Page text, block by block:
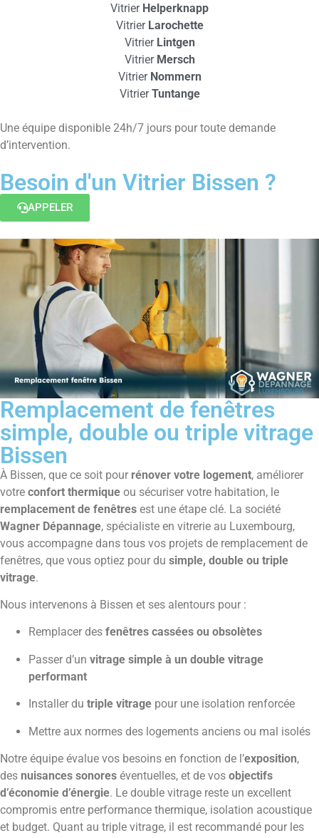
Vitrier Helperknapp
Vitrier Larochette
Vitrier Lintgen
Vitrier Mersch
Vitrier Nommern
VitrierTuntange
Une équipe disponible 24h/7 jours pour toute demande
d’intervention.
Besoin d'un Vitrier Bissen ?
APPELER
Remplacement de fenêtres
simple, double ou triple vitrage
Bissen
À Bissen, que ce soit pour rénover votre logement, améliorer
votre confort thermique ou sécuriser votre habitation, le
remplacement de fenêtres est une étape clé. La société
Wagner Dépannage, spécialiste en vitrerie au Luxembourg,
vous accompagne dans tous vos projets de remplacement de
fenêtres, que vous optiez pour du simple, double ou triple
vitrage.
Nous intervenons à Bissen et ses alentours pour :
Remplacer des fenêtres cassées ou obsolètes
Passer d’un vitrage simple à un double vitrage
performant
Installer du triple vitrage pour une isolation renforcée
Mettre aux normes des logements anciens ou mal isolés
Notre équipe évalue vos besoins en fonction de l’exposition,
des nuisances sonores éventuelles, et de vos objectifs
d’économie d’énergie. Le double vitrage reste un excellent
compromis entre performance thermique, isolation acoustique
et budget. Quant au triple vitrage, il est recommandé pour les